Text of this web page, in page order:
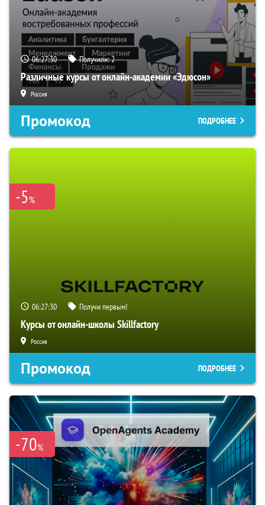
06:27:30 Получили:2
Различные курсы от онлайн-академии «Эдюсон»
Россия
Промокод ПОДРОБНЕЕ
-5%
06:27:30 Получи первым!
Курсы от онлайн-школы Skillfactory
Россия
Промокод ПОДРОБНЕЕ
-70%